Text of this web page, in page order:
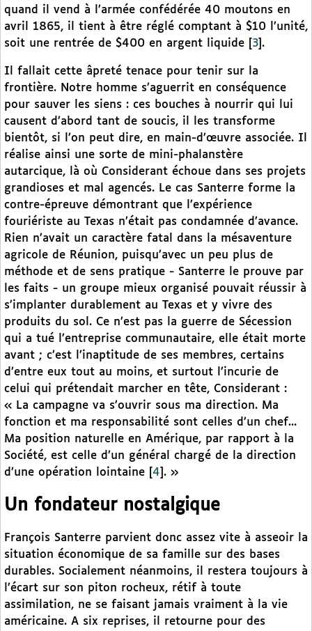
quand il vend à l’armée confédérée 40 moutons en
avril 1865, il tient à être réglé comptant à $10 l’unité,
soit une rentrée de $400 en argent liquide
3 .
Il fallait cette âpreté tenace pour tenir sur la
frontière. Notre homme s’aguerrit en conséquence
pour sauver les siens : ces bouches à nourrir qui lui
causent d’abord tant de soucis, il les transforme
bientôt, si l’on peut dire, en main-d’œuvre associée. Il
réalise ainsi une sorte de mini-phalanstère
autarcique, là où Considerant échoue dans ses projets
grandioses et mal agencés. Le cas Santerre forme la
contre-épreuve démontrant que l’expérience
fouriériste au Texas n’était pas condamnée d’avance.
Rien n’avait un caractère fatal dans la mésaventure
agricole de Réunion, puisqu’avec un peu plus de
méthode et de sens pratique - Santerre le prouve par
les faits - un groupe mieux organisé pouvait réussir à
s’implanter durablement au Texas et y vivre des
produits du sol. Ce n’est pas la guerre de Sécession
qui a tué l’entreprise communautaire, elle était morte
avant ; c’est l’inaptitude de ses membres, certains
d’entre eux tout au moins, et surtout l’incurie de
celui qui prétendait marcher en tête, Considerant :
« La campagne va s’ouvrir sous ma direction. Ma
fonction et ma responsabilité sont celles d’un chef...
Ma position naturelle en Amérique, par rapport à la
Société, est celle d’un général chargé de la direction
d’une opération lointaine
4 . »
Un fondateur nostalgique
François Santerre parvient donc assez vite à asseoir la
situation économique de sa famille sur des bases
durables. Socialement néanmoins, il restera toujours à
l’écart sur son piton rocheux, rétif à toute
assimilation, ne se faisant jamais vraiment à la vie
américaine. A six reprises, il retourne pour des